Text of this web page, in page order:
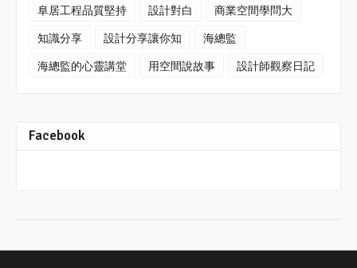
阜居工程品質堅持
設計對白
商業空間學問大
知識分享
設計分享讓你知
海總監
海總監的心靈講堂
用空間說故事 設計師觀察日記
Facebook